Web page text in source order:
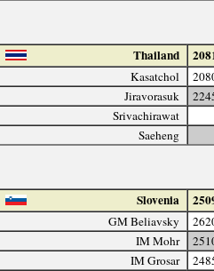
Thailand
Kasatchol
Jiravorasuk
Srivachirawat
Saeheng
Slovenia
GM Beliavsky
IM Mohr
IM Grosar